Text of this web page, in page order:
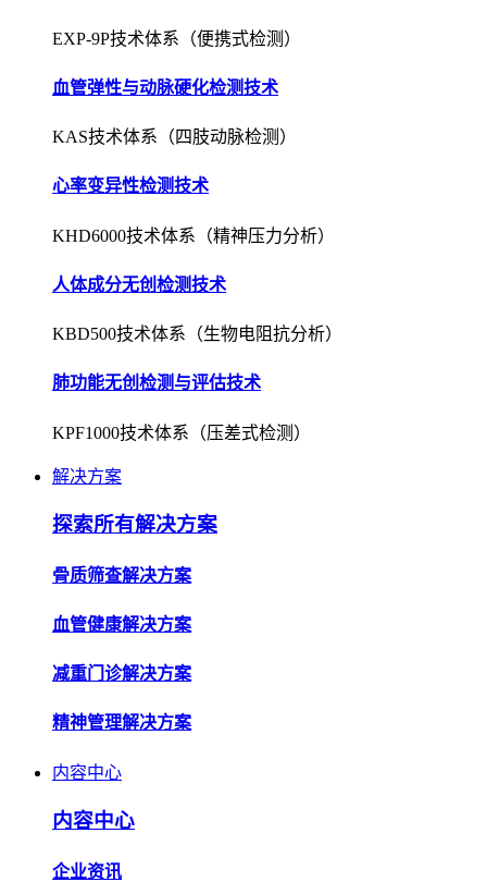
EXP-9P技术体系（便携式检测）
血管弹性与动脉硬化检测技术
KAS技术体系（四肢动脉检测）
心率变异性检测技术
KHD6000技术体系（精神压力分析）
人体成分无创检测技术
KBD500技术体系（生物电阻抗分析）
肺功能无创检测与评估技术
KPF1000技术体系（压差式检测）
解决方案
探索所有解决方案
骨质筛查解决方案
血管健康解决方案
减重门诊解决方案
精神管理解决方案
内容中心
内容中心
企业资讯